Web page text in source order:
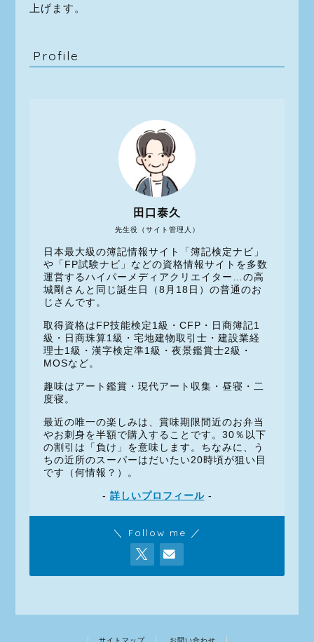
上げます。
Profile
先生役（サイト管理人）
田口泰久
日本最大級の簿記情報サイト「簿記検定ナビ」
や「FP試験ナビ」などの資格情報サイトを多数
運営するハイパーメディアクリエイター…の高
城剛さんと同じ誕生日（8月18日）の普通のお
じさんです。
取得資格はFP技能検定1級・CFP・日商簿記1
級・日商珠算1級・宅地建物取引士・建設業経
理士1級・漢字検定準1級・夜景鑑賞士2級・
MOSなど。
趣味はアート鑑賞・現代アート収集・昼寝・二
度寝。
最近の唯一の楽しみは、賞味期限間近のお弁当
やお刺身を半額で購入することです。30％以下
の割引は「負け」を意味します。ちなみに、う
ちの近所のスーパーはだいたい20時頃が狙い目
です（何情報？）。
- 詳しいプロフィール-
＼ Follow me ／
サイトマップ お問い合わせ